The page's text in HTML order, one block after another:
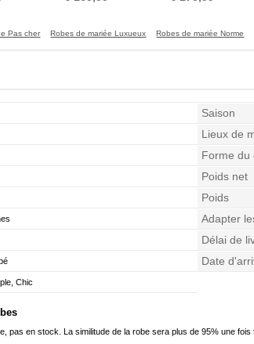
Pas cher Robes de mariée Luxueux Robes de mariée Norme
Saison
Lieux de
Forme du
Poids net
Poids
Adapter
Délai de
Date
Chic
pas en stock. La similitude de la robe sera plus de 95% une fois